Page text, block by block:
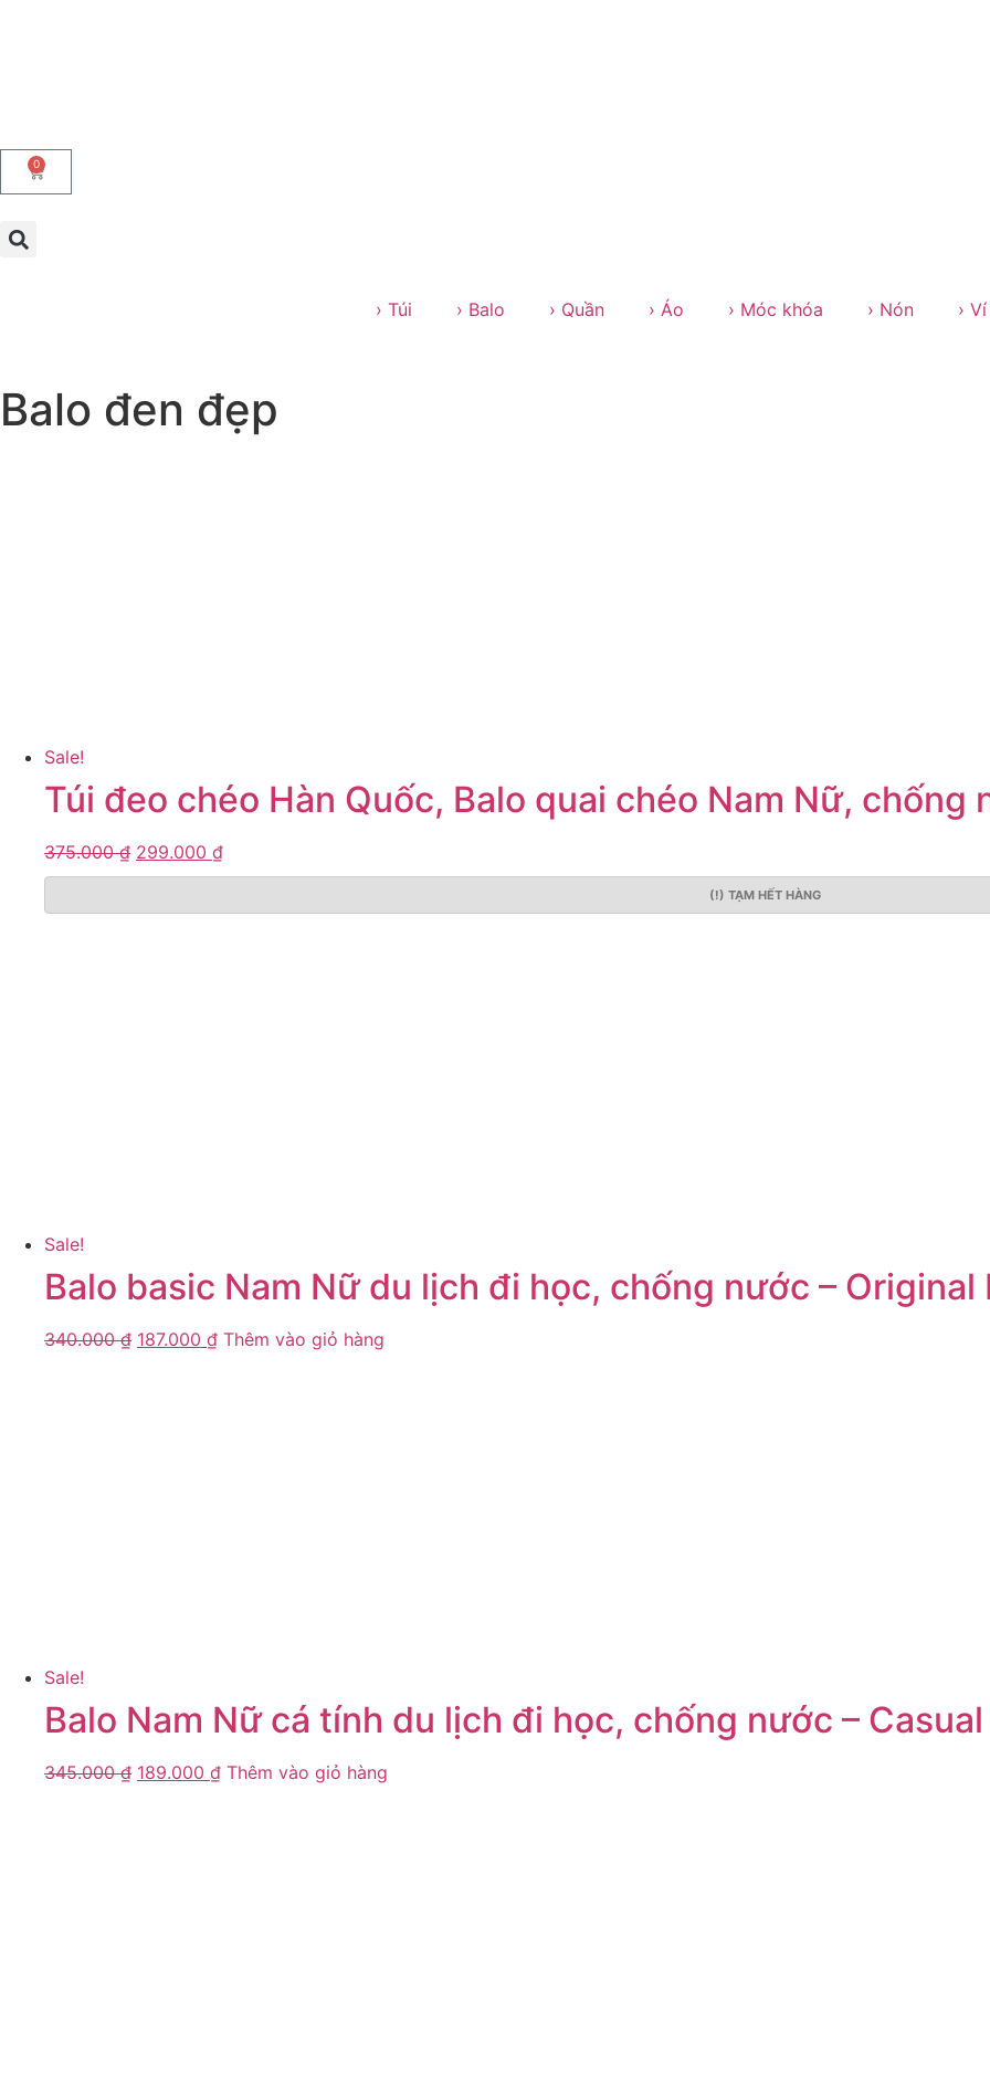
0
› Túi › Balo › Quần › Áo › Móc khóa › Nón › Ví
Balo đen đẹp
Sale!
Túi đeo chéo Hàn Quốc, Balo quai chéo Nam Nữ, chống
375.000₫ 299.000 ₫
(!) TẠM HẾT HÀNG
Sale!
Balo basic Nam Nữ du lịch đi học, chống nước – Original
340.000₫ 187.000 ₫ Thêm vào giỏ hàng
Sale!
Balo Nam Nữ cá tính du lịch đi học, chống nước –
345.000₫ 189.000 ₫ Thêm vào giỏ hàng